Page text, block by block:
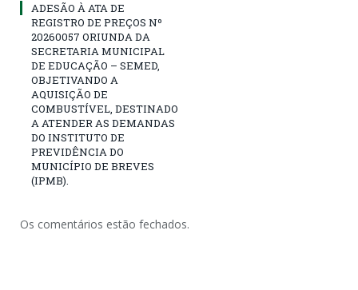
ADESÃO À ATA DE
REGISTRO DE PREÇOS Nº
20260057 ORIUNDA DA
SECRETARIA MUNICIPAL
DE EDUCAÇÃO – SEMED,
OBJETIVANDO A
AQUISIÇÃO DE
COMBUSTÍVEL, DESTINADO
A ATENDER AS DEMANDAS
DO INSTITUTO DE
PREVIDÊNCIA DO
MUNICÍPIO DE BREVES
(IPMB).
Os comentários estão fechados.